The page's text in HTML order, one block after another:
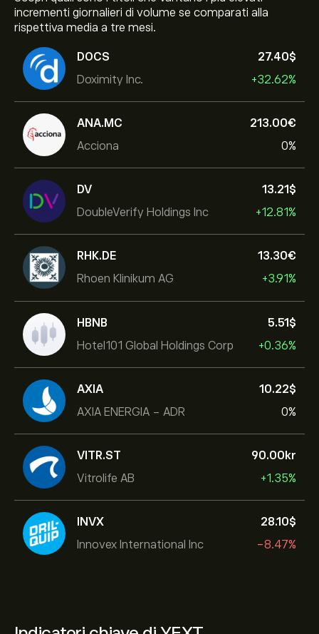
incrementi giornalieri di volume se comparati alla
rispettiva media a tre mesi.
DOCS
Doximity Inc.
27.40‎$‎
+32.62%
ANA.MC
Acciona
213.00‎€‎
0%
DV
DoubleVerify Holdings Inc
13.21‎$‎
+12.81%
RHK.DE
Rhoen Klinikum AG
13.30‎€‎
+3.91%
HBNB
Hotel101 Global Holdings Corp
5.51‎$‎
+0.36%
AXIA
AXIA ENERGIA - ADR
10.22‎$‎
0%
VITR.ST
Vitrolife AB
90.00‎kr‎
+1.35%
INVX
Innovex International Inc
28.10‎$‎
-8.47%